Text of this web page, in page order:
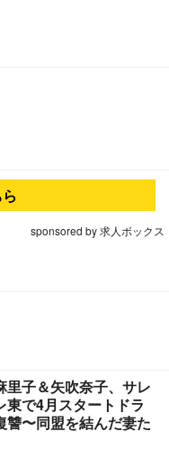
sponsored by 求人ボックス
里子＆矢吹奈子、サレ
で4月スタートドラ
讐〜同盟を結んだ妻た